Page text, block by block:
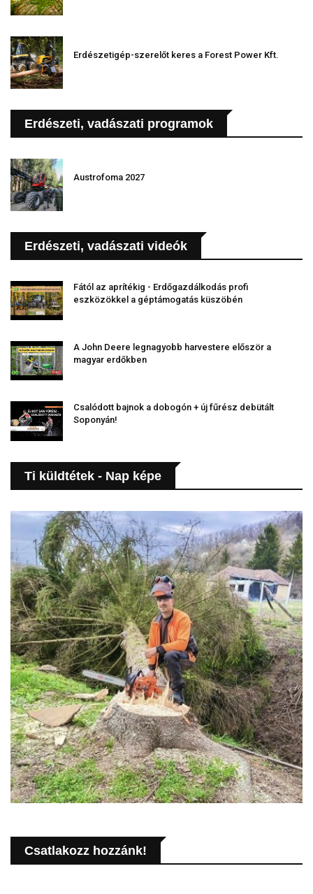
Erdészetigép-szerelőt keres a Forest Power Kft.
Erdészeti, vadászati programok
Austrofoma 2027
Erdészeti, vadászati videók
Fától az aprítékig - Erdőgazdálkodás profi
eszközökkel a géptámogatás küszöbén
A John Deere legnagyobb harvestere először a
magyar erdőkben
Csalódott bajnok a dobogón + új fűrész debütált
Soponyán!
Ti küldtétek - Nap képe
Csatlakozz hozzánk!